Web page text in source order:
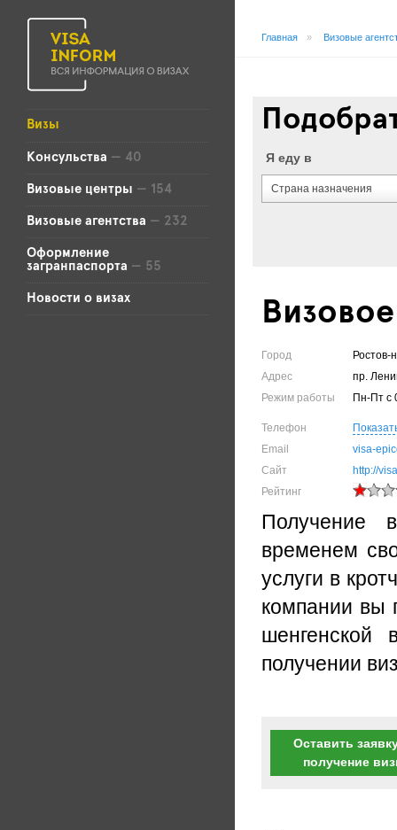
Визы
Консульства — 40
Визовые центры — 154
Визовые агентства — 232
Оформление
загранпаспорта — 55
Новости о визах
Главная » Визовые
Я еду в
Страна назначения
Город
Ростов-
Адрес
пр.
Режим работы
Пн-Пт с
Телефон
Email
visa-
Сайт
http://
Рейтинг
Получение
временем
услуги в
компании вы
получении
Оставить
получение